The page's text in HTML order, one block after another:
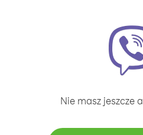
Nie masz jeszcze